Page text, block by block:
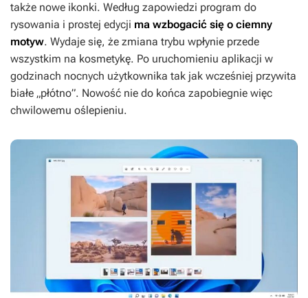
także nowe ikonki. Według zapowiedzi program do
rysowania i prostej edycji ma wzbogacić się o ciemny
motyw. Wydaje się, że zmiana trybu wpłynie przede
wszystkim na kosmetykę. Po uruchomieniu aplikacji w
godzinach nocnych użytkownika tak jak wcześniej przywita
białe „płótno”. Nowość nie do końca zapobiegnie więc
chwilowemu oślepieniu.